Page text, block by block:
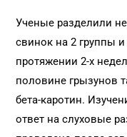
Ученые разделили
свинок на 2 группы
протяжении 2-х
половине грызунов
бета-каротин.
ответ на слуховые